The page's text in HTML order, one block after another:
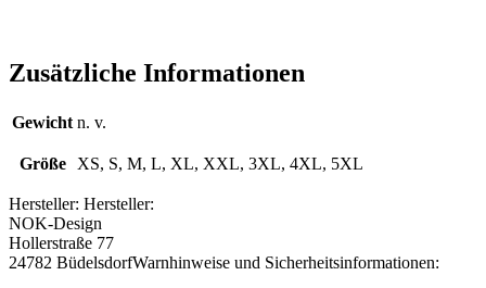
Zusätzliche Informationen
Gewicht n. v.
Größe XS, S, M, L, XL, XXL, 3XL, 4XL, 5XL
Hersteller: Hersteller:
NOK-Design
Hollerstraße 77
24782 BüdelsdorfWarnhinweise und Sicherheitsinformationen: